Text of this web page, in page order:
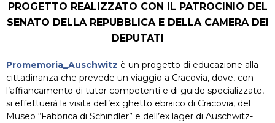
PROGETTO REALIZZATO CON IL PATROCINIO DEL
SENATO DELLA REPUBBLICA E DELLA CAMERA DEI
DEPUTATI
Promemoria_Auschwitz è un progetto di educazione alla
cittadinanza che prevede un viaggio a Cracovia, dove, con
l’affiancamento di tutor competenti e di guide specializzate,
si effettuerà la visita dell’ex ghetto ebraico di Cracovia, del
Museo “Fabbrica di Schindler” e dell’ex lager di Auschwitz-